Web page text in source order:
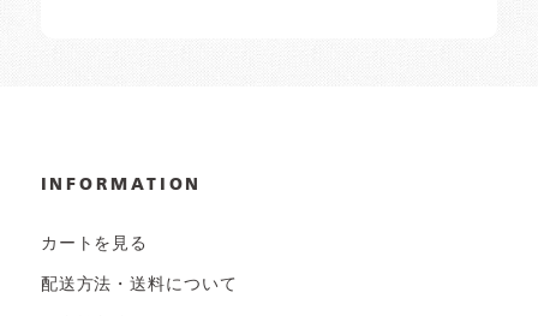
INFORMATION
カートを見る
配送方法・送料について